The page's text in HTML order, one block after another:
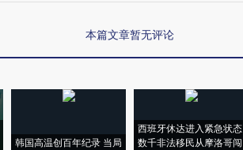
本篇文章暂无评论
韩国高温创百年纪录 当局
西班牙休达进入紧急状态
数千非法移民从摩洛哥闯